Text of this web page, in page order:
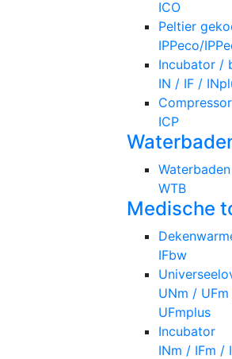
ICO
Peltier
IPPeco/
Incubator /
IN / IF /
ICP
Waterbaden
WTB
Medische
IFbw
UNm /
UFmplus
Incubator
INm / IFm /